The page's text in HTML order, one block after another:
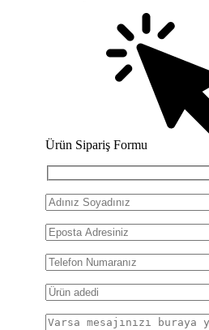
Ürün Sipariş Formu